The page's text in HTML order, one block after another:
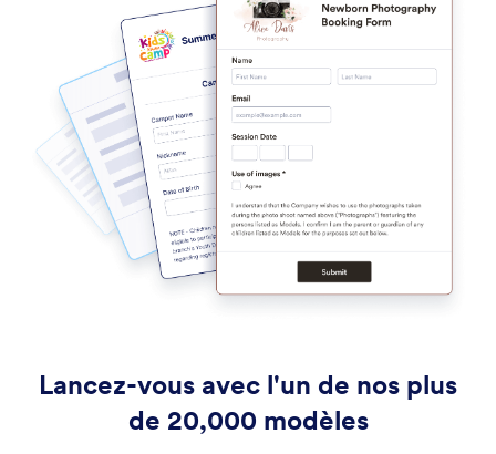
Lancez-vous avec l'un de nos plus
de 20,000 modèles